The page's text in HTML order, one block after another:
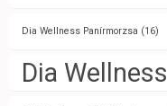
Dia Wellness Panírmorzsa (16)
Dia